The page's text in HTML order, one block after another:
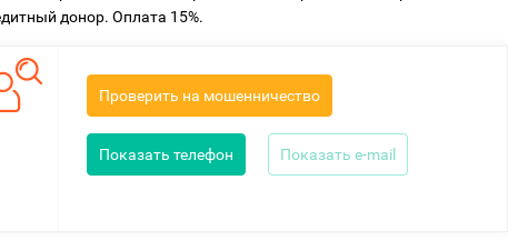
донор. Оплата 15%.
Проверить на мошенничество
Показать телефон Показать e-mail